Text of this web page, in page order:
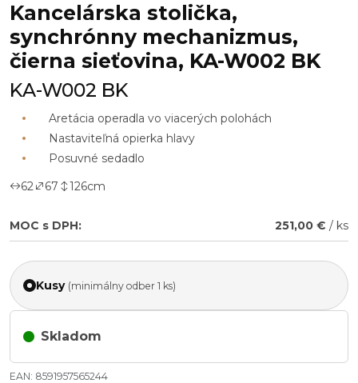
Kancelárska stolička,
synchrónny mechanizmus,
čierna sieťovina, KA-W002 BK
KA-W002 BK
Aretácia operadla vo viacerých polohách
Nastaviteľná opierka hlavy
Posuvné sedadlo
62
67 126cm
MOC s DPH: 251,00 € / ks
Kusy (minimálny odber 1 ks)
Skladom
EAN: 8591957565244